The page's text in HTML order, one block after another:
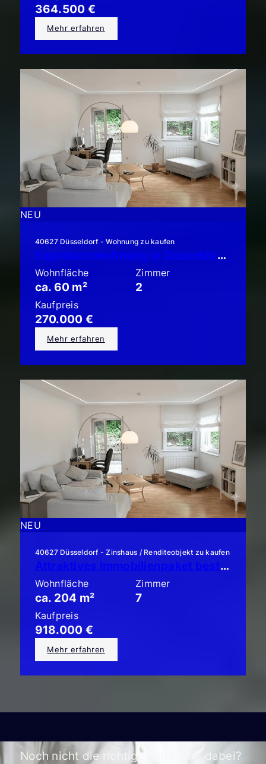
364.500 €
Mehr erfahren
NEU
40627 Düsseldorf - Wohnung zu kaufen
Eigentumswohnung in Düsseldorf-Unterbach: Schicke 2-Zimmerwohnung mit großem Balkon!
Wohnfläche
ca. 60 m²
Zimmer
2
Kaufpreis
270.000 €
Mehr erfahren
NEU
40627 Düsseldorf - Zinshaus / Renditeobjekt zu kaufen
Attraktives Immobilienpaket bestehend aus 3 x ETW mit Garten!
Wohnfläche
ca. 204 m²
Zimmer
7
Kaufpreis
918.000 €
Mehr erfahren
Noch nicht die richtige Immobilie dabei?